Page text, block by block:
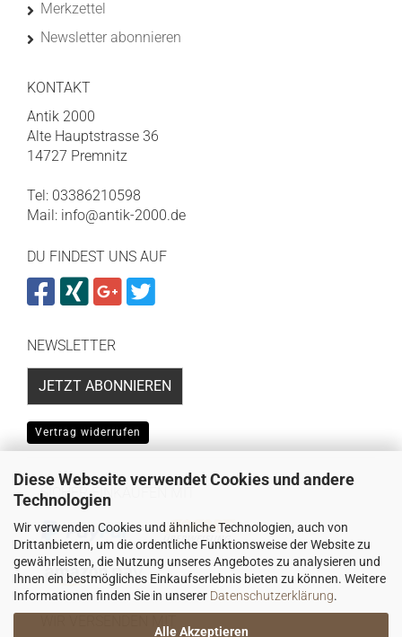
Diese Webseite verwendet Cookies und andere
Technologien
Wir verwenden Cookies und ähnliche Technologien, auch von
Drittanbietern, um die ordentliche Funktionsweise der Website zu
gewährleisten, die Nutzung unseres Angebotes zu analysieren und
Ihnen ein bestmögliches Einkaufserlebnis bieten zu können. Weitere
Informationen finden Sie in unserer Datenschutzerklärung.
Alle Akzeptieren
Merkzettel
Newsletter abonnieren
KONTAKT
Antik 2000
Alte Hauptstrasse 36
14727 Premnitz
Tel: 03386210598
Mail: info@antik-2000.de
DU FINDEST UNS AUF
NEWSLETTER
JETZT ABONNIEREN
Vertrag widerrufen
SICHER EINKAUFEN MIT